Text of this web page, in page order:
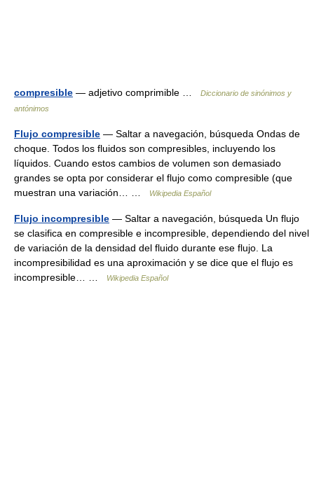
compresible — adjetivo comprimible …
Diccionario de sinónimos y
antónimos
Flujo compresible — Saltar a navegación, búsqueda Ondas de
choque. Todos los fluidos son compresibles, incluyendo los
líquidos. Cuando estos cambios de volumen son demasiado
grandes se opta por considerar el flujo como compresible (que
muestran una variación… …
Wikipedia Español
Flujo incompresible — Saltar a navegación, búsqueda Un flujo
se clasifica en compresible e incompresible, dependiendo del nivel
de variación de la densidad del fluido durante ese flujo. La
incompresibilidad es una aproximación y se dice que el flujo es
incompresible… …
Wikipedia Español